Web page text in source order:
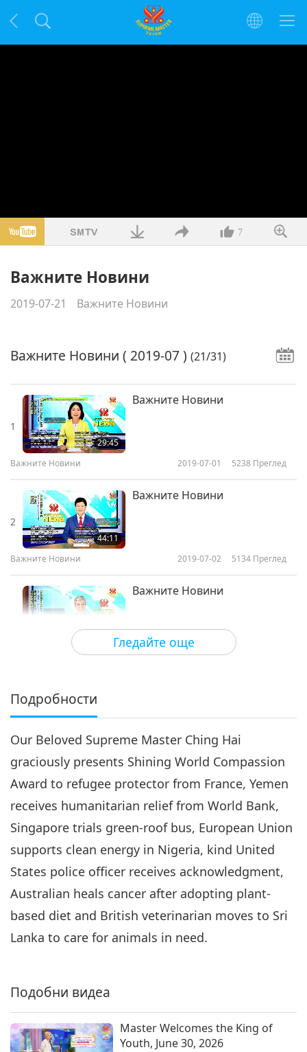
7
Важните Новини
2019-07-21 Важните Новини
Гледайте още
Важните Новини ( 2019-07 ) (21/31)
1
29:45
Важните Новини
Важните Новини 2019-07-01 5238 Преглед
2
44:11
Важните Новини
Важните Новини 2019-07-02 5134 Преглед
30:06
Важните Новини
Важните Новини 2019-07-03 4970
4
2019-07-04
5
30:09
Важните Новини
Важните Новини 2019-07-05 4884Преглед
30:49
Важните Новини
Важните Новини 2019-07-06
7
29:52
Важните Новини 2019-07-07 4976Преглед
Подробности
Our Beloved Supreme Master Ching Hai
graciously presents Shining World Compassion
Award to refugee protector from France, Yemen
receives humanitarian relief from World Bank,
Singapore trials green-roof bus, European Union
supports clean energy in Nigeria, kind United
States police officer receives acknowledgment,
Australian heals cancer after adopting plant-
based diet and British veterinarian moves to Sri
Lanka to care for animals in need.
Подобни видеа
Master Welcomes the King of
Youth, June 30, 2026